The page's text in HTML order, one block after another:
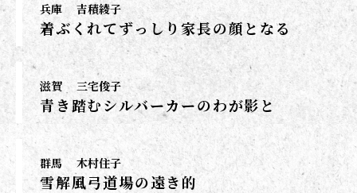
兵庫 吉積綾子
着ぶくれてずっしり家長の顔となる
滋賀 三宅俊子
青き踏むシルバーカーのわが影と
群馬 木村住子
雪解風弓道場の遠き的